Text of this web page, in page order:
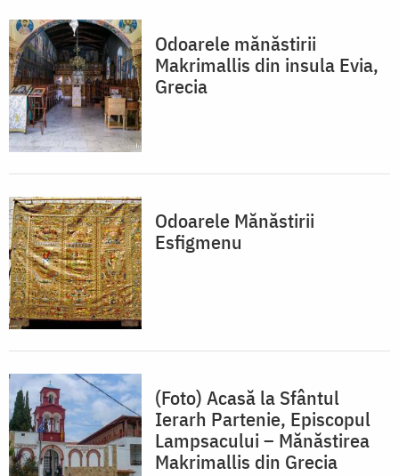
Odoarele mănăstirii
Makrimallis din insula Evia,
Grecia
Odoarele Mănăstirii
Esfigmenu
(Foto) Acasă la Sfântul
Ierarh Partenie, Episcopul
Lampsacului – Mănăstirea
Makrimallis din Grecia